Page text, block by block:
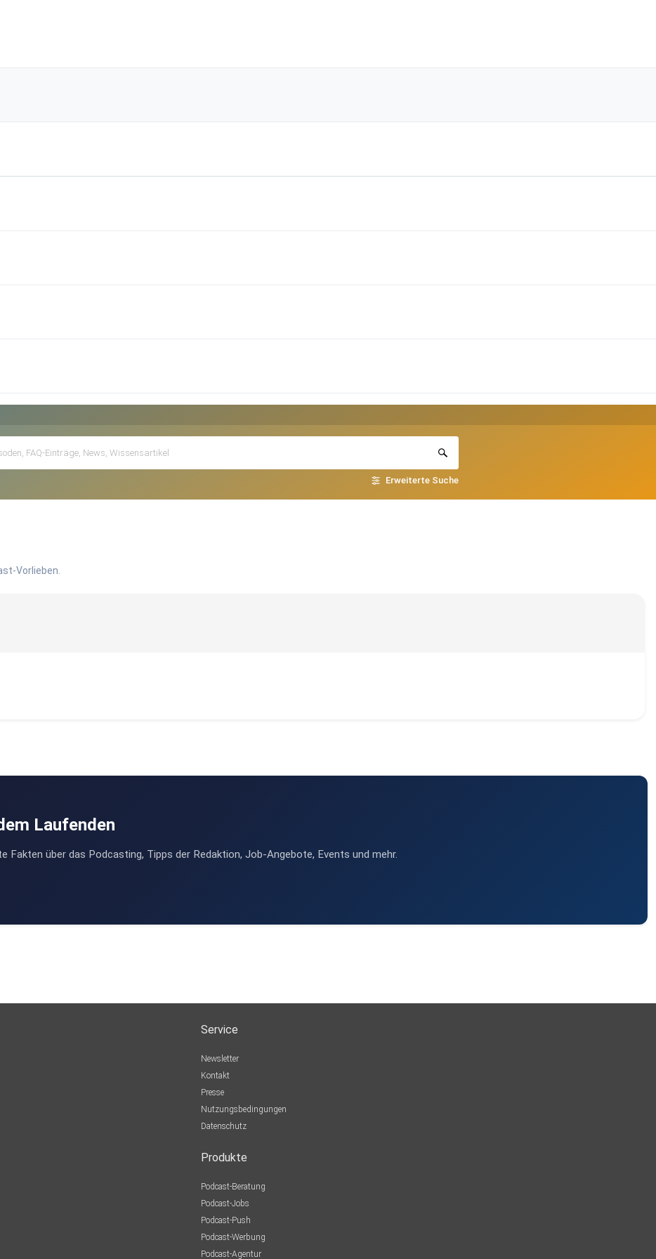
Erweiterte Suche
Vorlieben.
Laufenden
Fakten über das Podcasting, Tipps der Redaktion, Job-Angebote, Events und mehr.
Service
Newsletter
Kontakt
Presse
Nutzungsbedingungen
Datenschutz
Produkte
Podcast-Beratung
Podcast-Jobs
Podcast-Push
Podcast-Werbung
Podcast-Agentur